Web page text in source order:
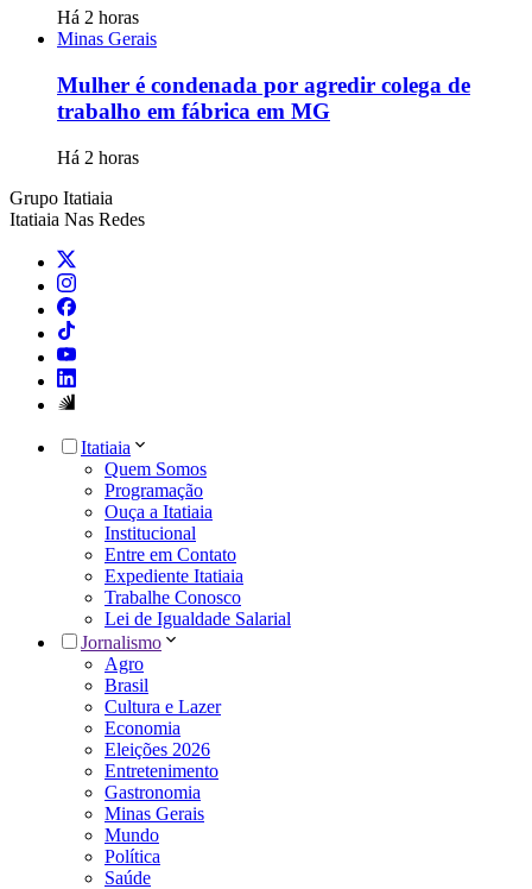
Há 2 horas
Minas Gerais
Mulher é condenada por agredir colega de
trabalho em fábrica em MG
Há 2 horas
Grupo Itatiaia
Itatiaia Nas Redes
Itatiaia
Quem Somos
Programação
Ouça a Itatiaia
Institucional
Entre em Contato
Expediente Itatiaia
Trabalhe Conosco
Lei de Igualdade Salarial
Jornalismo
Agro
Brasil
Cultura e Lazer
Economia
Eleições 2026
Entretenimento
Gastronomia
Minas Gerais
Mundo
Política
Saúde